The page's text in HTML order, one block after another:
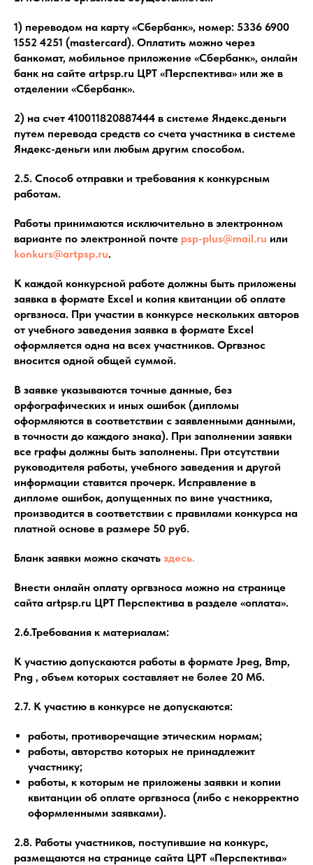
1) переводом на карту «Сбербанк», номер: 5336 6900
1552 4251 (mastercard). Оплатить можно через
банкомат, мобильное приложение «Сбербанк», онлайн
банк на сайте artpsp.ru ЦРТ «Перспектива» или же в
отделении «Сбербанк».
2) на счет 410011820887444 в системе Яндекс.деньги
путем перевода средств со счета участника в системе
Яндекс-деньги или любым другим способом.
2.5. Способ отправки и требования к конкурсным
работам.
Работы принимаются исключительно в электронном
варианте по электронной почте psp-plus@mail.ru или
konkurs@artpsp.ru.
К каждой конкурсной работе должны быть приложены
заявка в формате Excel и копия квитанции об оплате
оргвзноса. При участии в конкурсе нескольких авторов
от учебного заведения заявка в формате Excel
оформляется одна на всех участников. Оргвзнос
вносится одной общей суммой.
В заявке указываются точные данные, без
орфографических и иных ошибок (дипломы
оформляются в соответствии с заявленными данными,
в точности до каждого знака). При заполнении заявки
все графы должны быть заполнены. При отсутствии
руководителя работы, учебного заведения и другой
информации ставится прочерк. Исправление в
дипломе ошибок, допущенных по вине участника,
производится в соответствии с правилами конкурса на
платной основе в размере 50 руб.
Бланк заявки можно скачать здесь.
Внести онлайн оплату оргвзноса можно на странице
сайта artpsp.ru ЦРТ Перспектива в разделе «оплата».
2.6.Требования к материалам:
К участию допускаются работы в формате Jpeg, Bmp,
Png , объем которых составляет не более 20 Мб.
2.7. К участию в конкурсе не допускаются:
работы, противоречащие этическим нормам;
работы, авторство которых не принадлежит
участнику;
работы, к которым не приложены заявки и копии
квитанции об оплате оргвзноса (либо с некорректно
оформленными заявками).
2.8. Работы участников, поступившие на конкурс,
размещаются на странице сайта ЦРТ «Перспектива»